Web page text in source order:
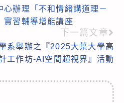
心辦理「不和情緒講道理－
實習輔導增能講座
下一篇文章
系舉辦之『2025大葉大學高
工作坊-AI空間超視界』活動